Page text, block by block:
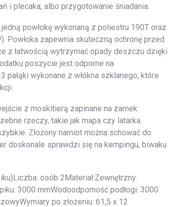
i plecaka, albo przygotowanie śniadania.
powłokę wykonaną z poliestru 190T oraz
Powłoka zapewnia skuteczną ochronę przed
z łatwością wytrzymać opady deszczu dzięki
poszycie jest odporne na
pałąki wykonane z włókna szklanego, które
z moskitierą zapinane na zamek
rzeczy, takie jak mapa czy latarka.
Złożony namiot można schować do
doskonale sprawdzi się na kempingu, biwaku
osób 2Materiał:Zewnętrzny:
3000 mmWodoodporność podłogi: 3000
po złożeniu: 61,5 x 12